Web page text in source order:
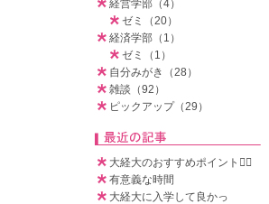
経営学部（4）
ゼミ（20）
経済学部（1）
ゼミ（1）
自分みがき（28）
雑談（92）
ピックアップ（29）
大経大のおすすめポイント🧚‍♀️
有意義な時間
大経大に入学して良かっ